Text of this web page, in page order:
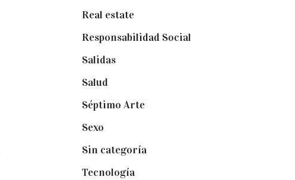
Real estate(7)
Responsabilidad Social
Salidas(16)
Salud
Séptimo Arte(40)
Sexo
Sin categoría(2)
Tecnología(3)